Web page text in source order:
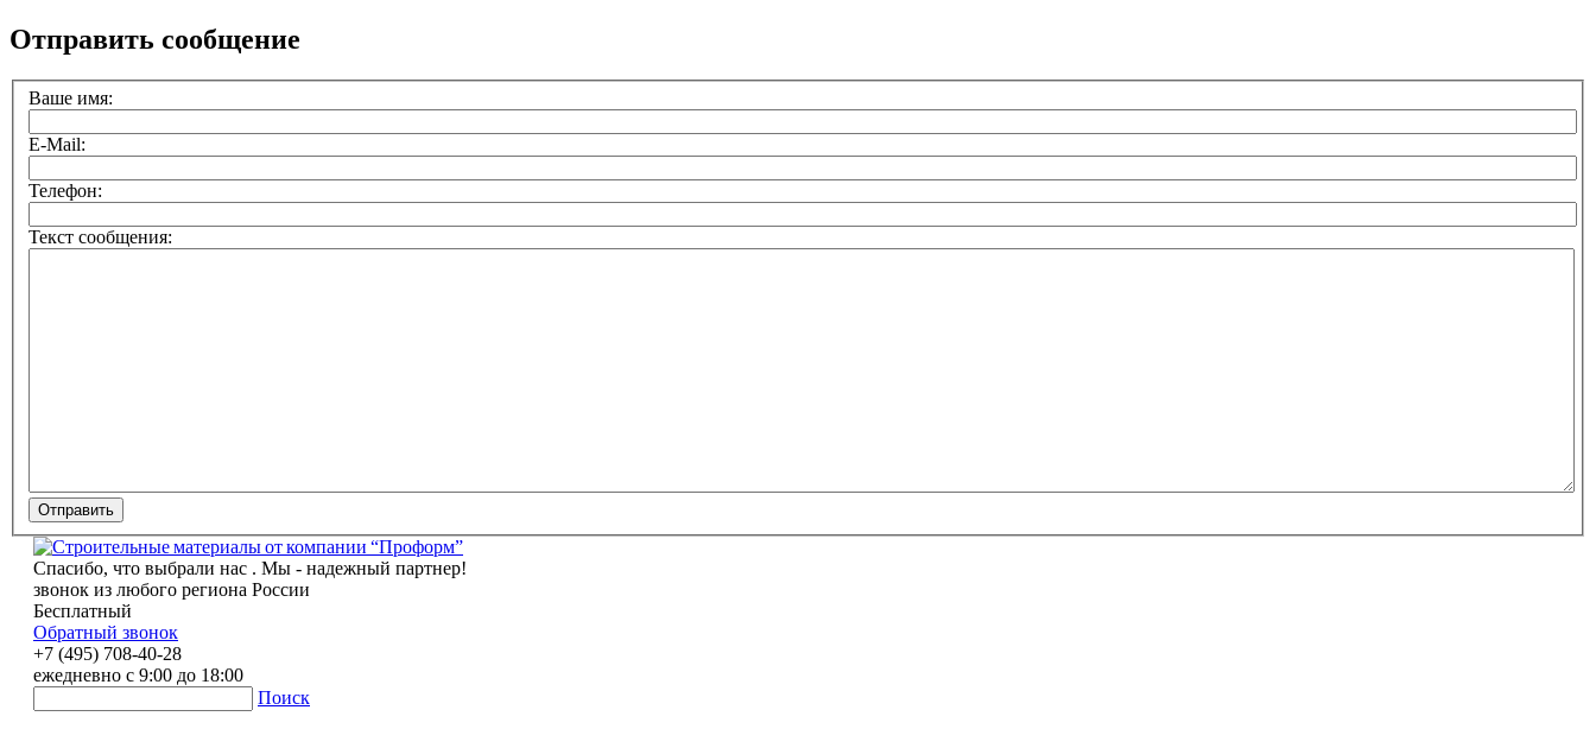
Отправить сообщение
Ваше имя:
E-Mail:
Телефон:
Текст сообщения:
Спасибо, что выбрали нас . Мы - надежный партнер!
звонок из любого региона России
Бесплатный
Обратный звонок
+7 (495) 708-40-28
ежедневно с 9:00 до 18:00
Поиск